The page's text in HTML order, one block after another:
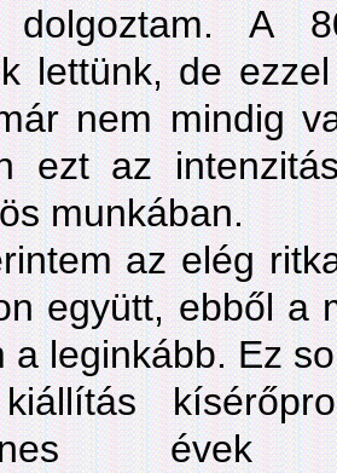
dolgoztam. A
lettünk, de
nem mindig
ezt az
munkában.
az elég
együtt, ebből a
a leginkább. Ez
évek